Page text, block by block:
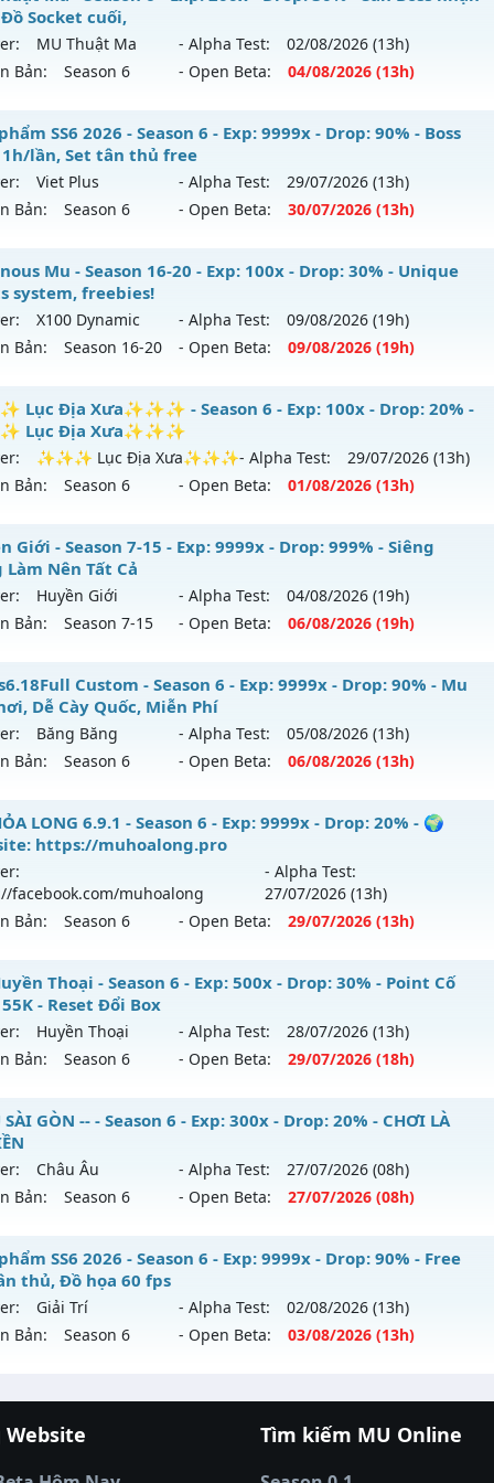
Socket cuối,
MU Thuật Ma - Alpha Test: 02/08/2026 (13h)
Bản:
Season 6 - Open Beta: 04/08/2026 (13h)
Thuật Ma - Săn Boss nhận Xu & Đồ Socket cuối,
mới ra tháng 08 2026 - Mở máy chủMU Thuật Ma
200x - Drop: 30%
loại: Mu Nguyên bản Webzen
VietGuard
SS6 2026 - Season 6 - Exp: 9999x - Drop: 90% - Boss
lần, Set tân thủ free
Viet Plus - Alpha Test: 29/07/2026 (13h)
Bản:
Season 6 - Open Beta: 30/07/2026 (13h)
phẩm SS6 2026 - Boss drop 1h/lần, Set tân thủ free
mới ra tháng 07 2026 - Mở máy chủViet Plusvào 13h
9999x - Drop: 90%
loại: Mu Bán Đồ Full Trong Shop
Phoenix 2026
Mu - Season 16-20 - Exp: 100x - Drop: 30% - Unique
system, freebies!
X100 Dynamic - Alpha Test: 09/08/2026 (19h)
Bản:
Season 16-20 - Open Beta: 09/08/2026 (19h)
Mu - Unique resets system, freebies!
mới ra tháng 08 2026 - Mở máy chủ
X100 Dynamicvào
100x - Drop: 30%
loại: Mu Nguyên bản Webzen
Yes
Lục Địa Xưa✨✨✨ - Season 6 - Exp: 100x - Drop: 20% -
Lục Địa Xưa✨✨✨
✨✨✨ Lục Địa Xưa✨✨✨- Alpha Test: 29/07/2026 (13h)
Bản:
Season 6 - Open Beta: 01/08/2026 (13h)
Lục Địa Xưa✨✨✨ - ✨✨✨ Lục Địa Xưa✨✨✨
ra tháng 08 2026 - Mở máy chủ✨✨✨ Lục Địa
2626
reset: Reset In Game
loại: Mu Nguyên bản Webzen
XTEAM
Giới - Season 7-15 - Exp: 9999x - Drop: 999% - Siêng
Làm Nên Tất Cả
Huyền Giới - Alpha Test: 04/08/2026 (19h)
Bản:
Season 7-15 - Open Beta: 06/08/2026 (19h)
Giới - Siêng Năng Làm Nên Tất Cả
mới ra tháng 08 2026 - Mở máy chủHuyền Giới vào 19h
9999x - Drop: 999%
loại: Mu Custom thêm đồ mới
Anti
Custom - Season 6 - Exp: 9999x - Drop: 90% - Mu
Dễ Cày Quốc, Miễn Phí
Băng Băng - Alpha Test: 05/08/2026 (13h)
Bản:
Season 6 - Open Beta: 06/08/2026 (13h)
Ss6.18Full Custom - Mu Dễ Chơi, Dễ Cày Quốc, Miễn Phí
mới ra tháng 08 2026 - Mở máy chủ
Băng Băng
9999x - Drop: 90%
loại: Mu Custom thêm đồ mới
Gold dragon
LONG 6.9.1 - Season 6 - Exp: 9999x - Drop: 20% - 🌍
https://muhoalong.pro
facebook.com/muhoalong
- Alpha Test:
27/07/2026 (13h)
Bản:
Season 6 - Open Beta: 29/07/2026 (13h)
LONG 6.9.1 - 🌍 Website: https://muhoalong.pro
ra tháng 07 2026 - Mở máy chủ https://facebook.com/
29/07/2626
Non Reset
Mu Nguyên bản Webzen
Xshiel
Thoại - Season 6 - Exp: 500x - Drop: 30% - Point Cố
- Reset Đổi Box
Huyền Thoại - Alpha Test: 28/07/2026 (13h)
Bản:
Season 6 - Open Beta: 29/07/2026 (18h)
Huyền Thoại - Point Cố Định 55K - Reset Đổi Box
mới ra tháng 07 2026 - Mở máy chủHuyền Thoại
500x - Drop: 30%
loại: Mu Nguyên bản Webzen
Anti Vip Chống hack tuyệt đối
SÀI GÒN -- - Season 6 - Exp: 300x - Drop: 20% - CHƠI LÀ
Châu Âu - Alpha Test: 27/07/2026 (08h)
Bản:
Season 6 - Open Beta: 27/07/2026 (08h)
SÀI GÒN -- - CHƠI LÀ NGHIỀN
mới ra tháng 07 2026 - Mở máy chủChâu Âuvào 08h
300x - Drop: 20%
SS6 2026 - Season 6 - Exp: 9999x - Drop: 90% - Free
thủ, Đồ họa 60 fps
Giải Trí - Alpha Test: 02/08/2026 (13h)
Bản:
Season 6 - Open Beta: 03/08/2026 (13h)
phẩm SS6 2026 - Free set tân thủ, Đồ họa 60 fps
mới ra tháng 08 2026 - Mở máy chủGiải Trívào 13h ngày
9999x - Drop: 90%
đổi thưởng |789club |789club
Website Tìm kiếm MU Online